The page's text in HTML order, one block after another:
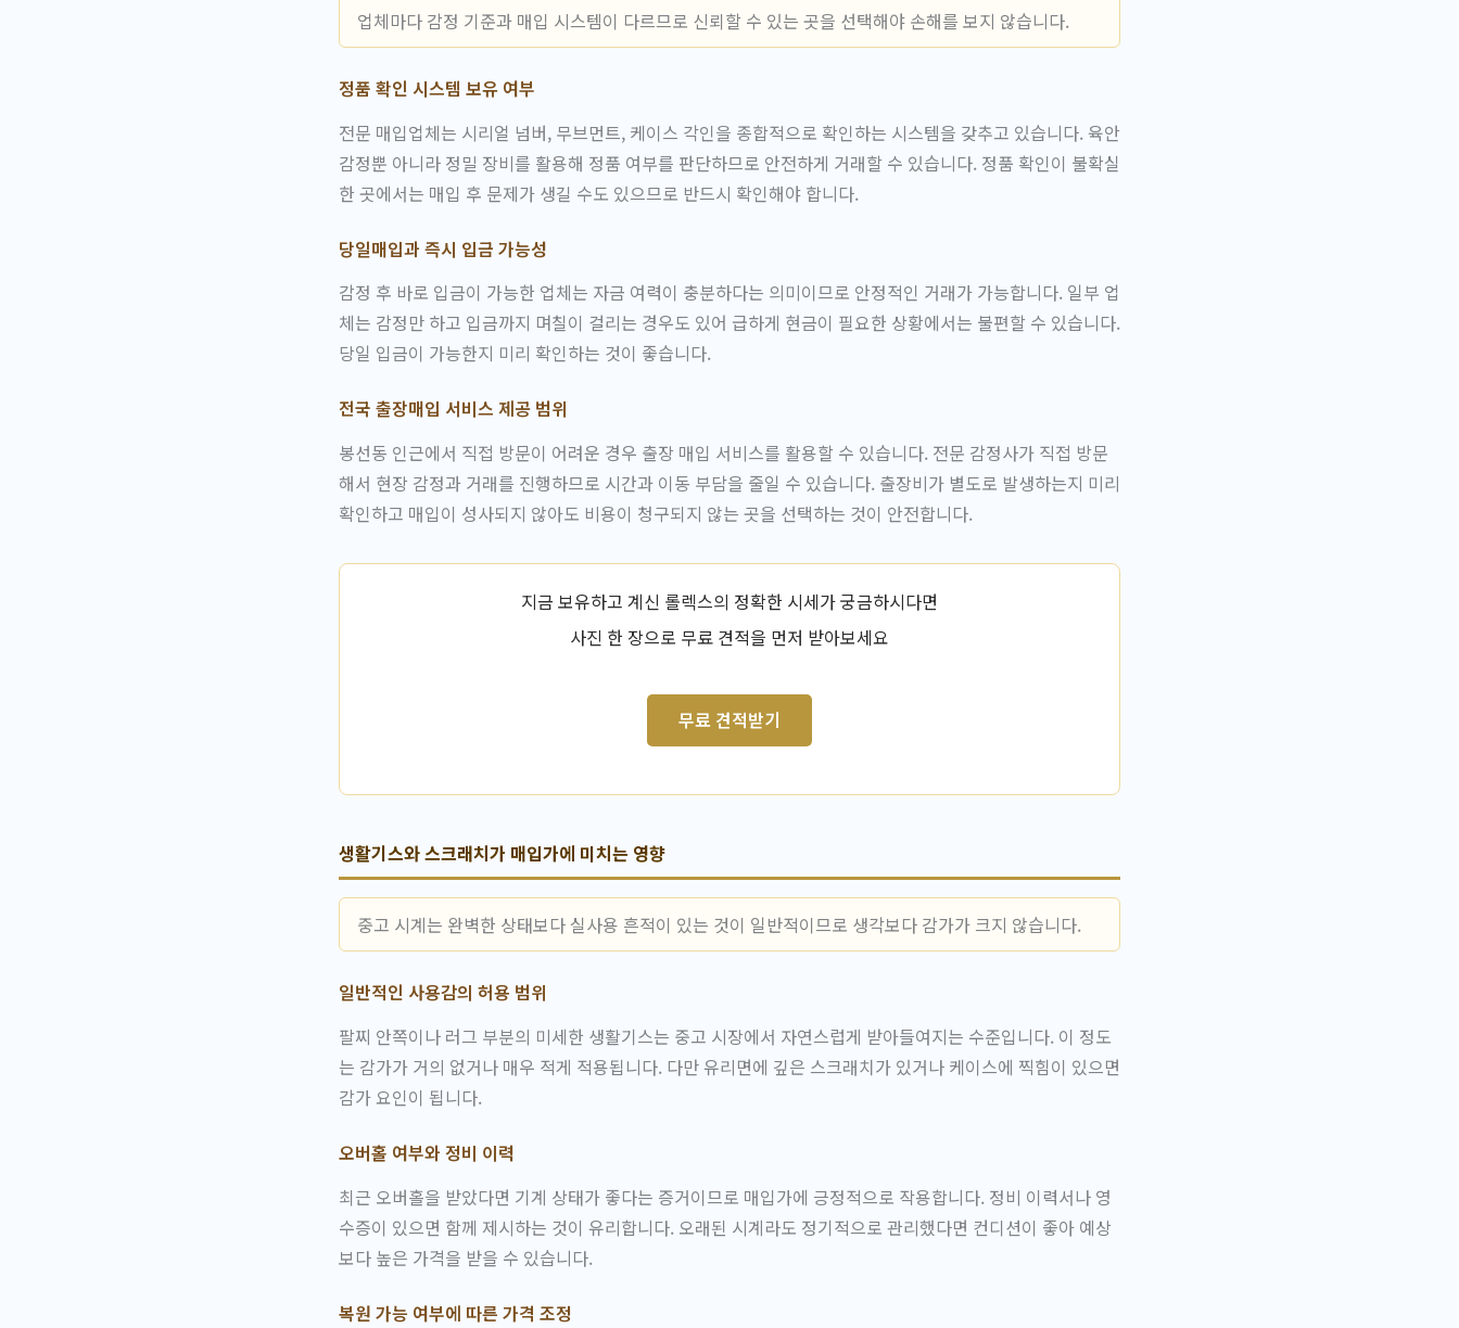
업체마다 감정 기준과 매입 시스템이 다르므로 신뢰할 수 있는 곳을 선택해야 손해를 보지 않습니다.
정품 확인 시스템 보유 여부
전문 매입업체는 시리얼 넘버, 무브먼트, 케이스 각인을 종합적으로 확인하는 시스템을 갖추고 있습니다. 육안
감정뿐 아니라 정밀 장비를 활용해 정품 여부를 판단하므로 안전하게 거래할 수 있습니다. 정품 확인이 불확실
한 곳에서는 매입 후 문제가 생길 수도 있으므로 반드시 확인해야 합니다.
당일매입과 즉시 입금 가능성
감정 후 바로 입금이 가능한 업체는 자금 여력이 충분하다는 의미이므로 안정적인 거래가 가능합니다. 일부 업
체는 감정만 하고 입금까지 며칠이 걸리는 경우도 있어 급하게 현금이 필요한 상황에서는 불편할 수 있습니다.
당일 입금이 가능한지 미리 확인하는 것이 좋습니다.
전국 출장매입 서비스 제공 범위
봉선동 인근에서 직접 방문이 어려운 경우 출장 매입 서비스를 활용할 수 있습니다. 전문 감정사가 직접 방문
해서 현장 감정과 거래를 진행하므로 시간과 이동 부담을 줄일 수 있습니다. 출장비가 별도로 발생하는지 미리
확인하고 매입이 성사되지 않아도 비용이 청구되지 않는 곳을 선택하는 것이 안전합니다.
지금 보유하고 계신 롤렉스의 정확한 시세가 궁금하시다면
사진 한 장으로 무료 견적을 먼저 받아보세요
무료 견적받기
생활기스와 스크래치가 매입가에 미치는 영향
중고 시계는 완벽한 상태보다 실사용 흔적이 있는 것이 일반적이므로 생각보다 감가가 크지 않습니다.
일반적인 사용감의 허용 범위
팔찌 안쪽이나 러그 부분의 미세한 생활기스는 중고 시장에서 자연스럽게 받아들여지는 수준입니다. 이 정도
는 감가가 거의 없거나 매우 적게 적용됩니다. 다만 유리면에 깊은 스크래치가 있거나 케이스에 찍힘이 있으면
감가 요인이 됩니다.
오버홀 여부와 정비 이력
최근 오버홀을 받았다면 기계 상태가 좋다는 증거이므로 매입가에 긍정적으로 작용합니다. 정비 이력서나 영
수증이 있으면 함께 제시하는 것이 유리합니다. 오래된 시계라도 정기적으로 관리했다면 컨디션이 좋아 예상
보다 높은 가격을 받을 수 있습니다.
복원 가능 여부에 따른 가격 조정